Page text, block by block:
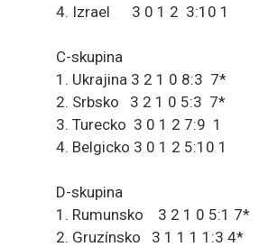
4. Izrael 3 0 1 2 3:10 1
C-skupina
1. Ukrajina 3 2 1 0 8:3 7*
2. Srbsko 3 2 1 0 5:3 7*
3. Turecko 3 0 1 2 7:9 1
4. Belgicko 3 0 1 2 5:10 1
D-skupina
1. Rumunsko 3 2 1 0 5:1 7*
2. Gruzínsko 3 1 1 1 1:3 4*